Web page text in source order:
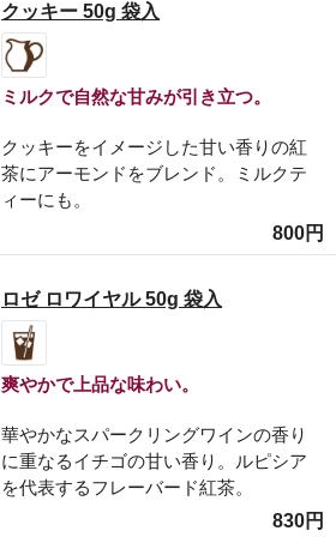
クッキー 50g 袋入
ミルクで自然な甘みが引き立つ。
クッキーをイメージした甘い香りの紅
茶にアーモンドをブレンド。ミルクテ
ィーにも。
800円
ロゼ ロワイヤル 50g 袋入
爽やかで上品な味わい。
華やかなスパークリングワインの香り
に重なるイチゴの甘い香り。ルピシア
を代表するフレーバード紅茶。
830円